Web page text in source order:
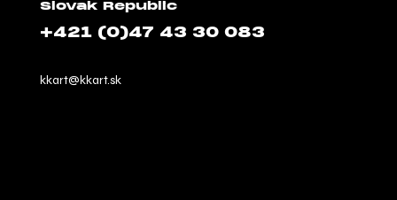
Slovak Republic
+421 (0)47 43 30 083
kkart@kkart.sk